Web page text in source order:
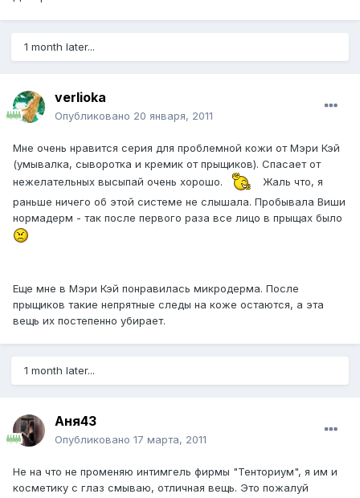
1 month later...
verlioka
Опубликовано 20 января, 2011
Мне очень нравится серия для проблемной кожи от Мэри Кэй
(умывалка, сыворотка и кремик от прыщиков). Спасает от
нежелательных высыпай очень хорошо.
Жаль что, я
раньше ничего об этой системе не слышала. Пробывала Виши
нормадерм - так после первого раза все лицо в прыщах было
Еще мне в Мэри Кэй понравилась микродерма. После
прыщиков такие непрятные следы на коже остаются, а эта
вещь их постепенно убирает.
1 month later...
Аня43
Опубликовано 17 марта, 2011
Не на что не променяю интимгель фирмы "Тенториум", я им и
косметику с глаз смываю, отличная вещь. Это пожалуй